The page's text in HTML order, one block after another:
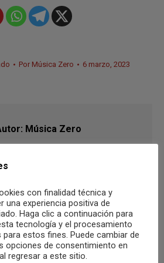
Por Música Zero 6 marzo, 2023
Música Zero
ANTERIOR
con finalidad técnica y
una experiencia positiva de
Haga clic a continuación para
tecnología y el procesamiento
estos fines. Puede cambiar de
opciones de consentimiento en
regresar a este sitio.